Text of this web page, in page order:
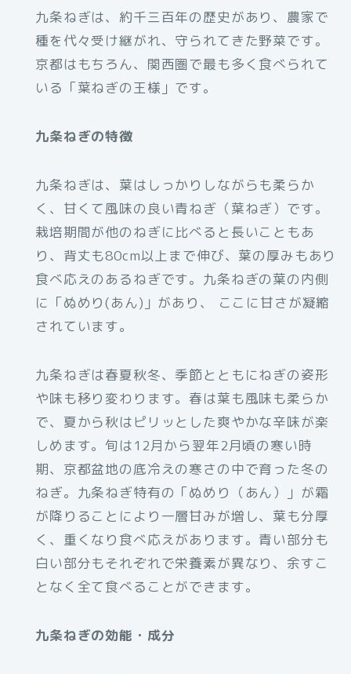
九条ねぎは、約千三百年の歴史があり、農家で
種を代々受け継がれ、守られてきた野菜です。
京都はもちろん、関西圏で最も多く食べられて
いる「葉ねぎの王様」です。
九条ねぎの特徴
九条ねぎは、葉はしっかりしながらも柔らか
く、甘くて風味の良い青ねぎ（葉ねぎ）です。
栽培期間が他のねぎに比べると⻑いこともあ
り、背丈も80cm以上まで伸び、葉の厚みもあり
食べ応えのあるねぎです。九条ねぎの葉の内側
に「ぬめり(あん)」があり、 ここに甘さが凝縮
されています。
九条ねぎは春夏秋冬、季節とともにねぎの姿形
や味も移り変わります。春は葉も風味も柔らか
で、夏から秋はピリッとした爽やかな辛味が楽
しめます。旬は12月から翌年2月頃の寒い時
期、京都盆地の底冷えの寒さの中で育った冬の
ねぎ。九条ねぎ特有の「ぬめり（あん）」が霜
が降りることにより一層甘みが増し、葉も分厚
く、重くなり食べ応えがあります。青い部分も
白い部分もそれぞれで栄養素が異なり、余すこ
となく全て食べることができます。
九条ねぎの効能・成分